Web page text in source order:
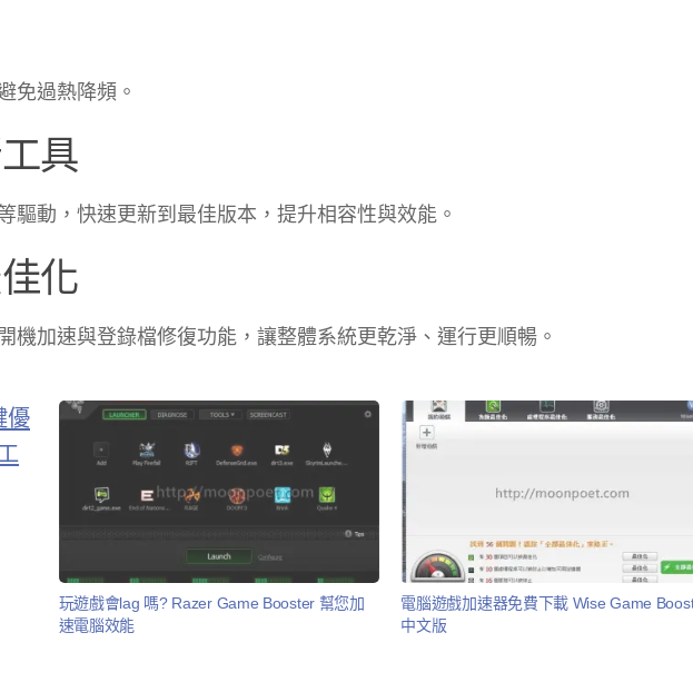
免過熱降頻。
具
驅動，快速更新到最佳版本，提升相容性與效能。
化
機加速與登錄檔修復功能，讓整體系統更乾淨、運行更順暢。
玩遊戲會lag 嗎? Razer Game Booster 幫您加
速電腦效能
電腦遊戲加速器免費下載 Wise Game
中文版